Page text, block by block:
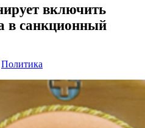
включить
в санкционный
Политика